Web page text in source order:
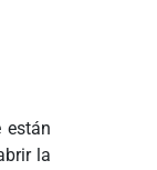
están
la